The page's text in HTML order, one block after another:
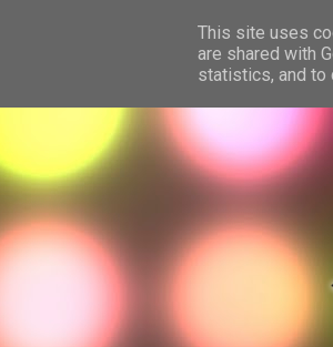
This site uses
are shared with
statistics, and to